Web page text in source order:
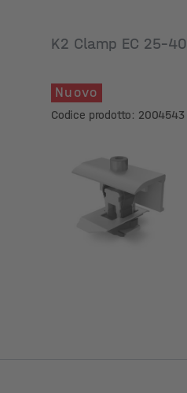
K2 Clamp EC 25-40
Nuovo
Codice prodotto: 2004543